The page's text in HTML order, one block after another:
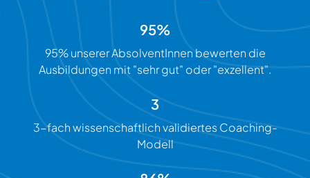
95%
95% unserer AbsolventInnen bewerten die
Ausbildungen mit "sehr gut" oder "exzellent".
3
3-fach wissenschaftlich validiertes Coaching-
Modell